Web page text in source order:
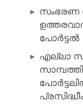
സംഭരണ
പോർട്ടൽ
എല്ലാ